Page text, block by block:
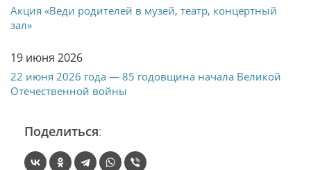
Акция «Веди родителей в музей, театр, концертный
зал»
19 июня 2026
22 июня 2026 года — 85 годовщина начала Великой
Отечественной войны
Поделиться: